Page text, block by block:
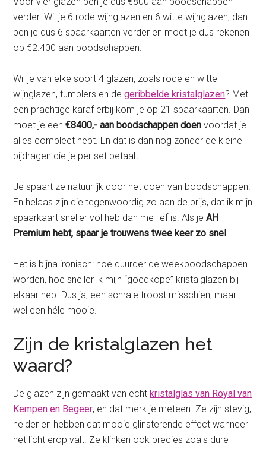
verder. Wil je 6 rode wijnglazen en 6 witte wijnglazen, dan
ben je dus 6 spaarkaarten verder en moet je dus rekenen
op €2.400 aan boodschappen.
Wil je van elke soort 4 glazen, zoals rode en witte
wijnglazen, tumblers en de geribbelde kristalglazen? Met
een prachtige karaf erbij kom je op 21 spaarkaarten. Dan
moet je een€8400,- aan boodschappen doen voordat je
alles compleet hebt. En dat is dan nog zonder de kleine
bijdragen die je per set betaalt.
Je spaart ze natuurlijk door het doen van boodschappen.
En helaas zijn die tegenwoordig zo aan de prijs, dat ik mijn
spaarkaart sneller vol heb dan me lief is. Als jeAH
Premium hebt, spaar je trouwens twee keer zo snel.
Het is bijna ironisch: hoe duurder de weekboodschappen
worden, hoe sneller ik mijn “goedkope” kristalglazen bij
elkaar heb. Dus ja, een schrale troost misschien, maar
wel een héle mooie.
Zijn de kristalglazen het
waard?
De glazen zijn gemaakt van echtkristalglas van Royal van
Kempen en Begeer, en dat merk je meteen. Ze zijn stevig,
helder en hebben dat mooie glinsterende effect wanneer
het licht erop valt. Ze klinken ook precies zoals dure